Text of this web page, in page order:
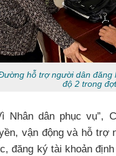
hỗ trợ người dân
độ 2 trong
Nhân dân phục vụ”,
vận động và hỗ trợ
đăng ký tài khoản